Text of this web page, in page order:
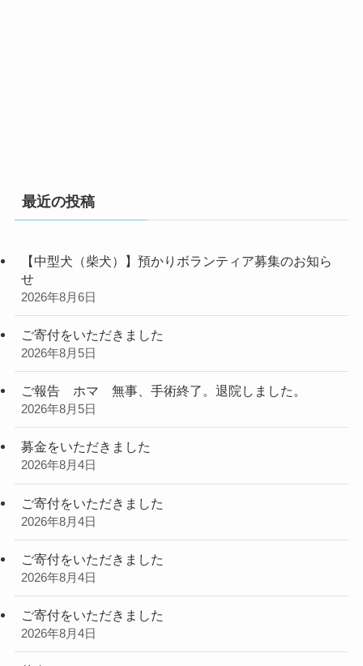
最近の投稿
【中型犬（柴犬）】預かりボランティア募集のお知ら
せ
2026年8月6日
ご寄付をいただきました
2026年8月5日
ご報告 ホマ 無事、手術終了。退院しました。
2026年8月5日
募金をいただきました
2026年8月4日
ご寄付をいただきました
2026年8月4日
ご寄付をいただきました
2026年8月4日
ご寄付をいただきました
2026年8月4日